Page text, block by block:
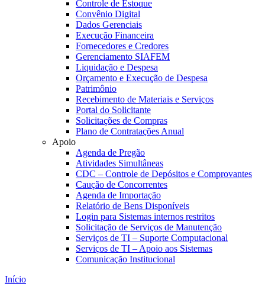
Controle de Estoque
Convênio Digital
Dados Gerenciais
Execução Financeira
Fornecedores e Credores
Gerenciamento SIAFEM
Liquidação e Despesa
Orçamento e Execução de Despesa
Patrimônio
Recebimento de Materiais e Serviços
Portal do Solicitante
Solicitações de Compras
Plano de Contratações Anual
Apoio
Agenda de Pregão
Atividades Simultâneas
CDC – Controle de Depósitos e Comprovantes
Caução de Concorrentes
Agenda de Importação
Relatório de Bens Disponíveis
Login para Sistemas internos restritos
Solicitação de Serviços de Manutenção
Serviços de TI – Suporte Computacional
Serviços de TI – Apoio aos Sistemas
Comunicação Institucional
Início